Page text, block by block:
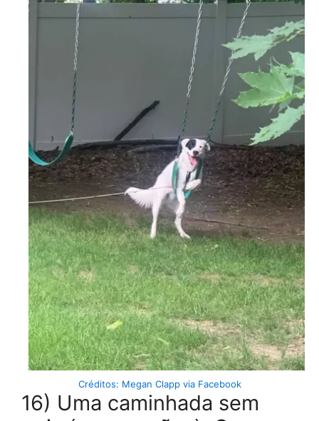
Créditos: Megan Clapp via Facebook
16) Uma caminhada sem